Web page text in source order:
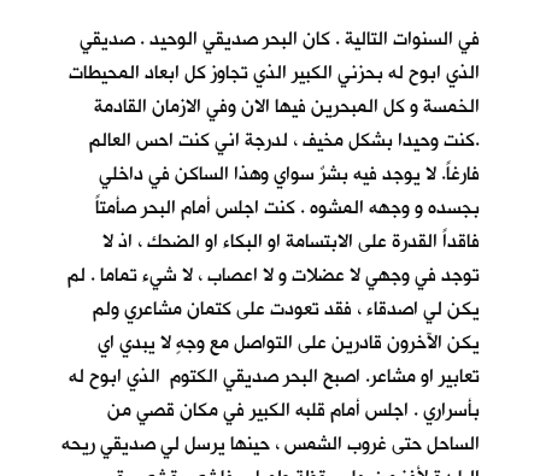
في السنوات التالية . كان البحر صديقي الوحيد . صديقي
الذي ابوح له بحزني الكبير الذي تجاوز كل ابعاد المحيطات
الخمسة و كل المبحرين فيها الان وفي الازمان القادمة
.كنت وحيدا بشكل مخيف ، لدرجة اني كنت احس العالم
فارغاً. لا يوجد فيه بشرٌ سواي وهذا الساكن في داخلي
بجسده و وجهه المشوه . كنت اجلس أمام البحر صأمتاً
فاقداً القدرة على الابتسامة او البكاء او الضحك ، اذ لا
توجد في وجهي لا عضلات و لا اعصاب ، لا شيء تماما . لم
يكن لي اصدقاء ، فقد تعودت على كتمان مشاعري ولم
يكن الآخرون قادرين على التواصل مع وجهٍ لا يبدي اي
تعابير او مشاعر. اصبح البحر صديقي الكتوم الذي ابوح له
بأسراري . اجلس أمام قلبه الكبير في مكان قصي من
الساحل حتى غروب الشمس ، حينها يرسل لي صديقي ريحه